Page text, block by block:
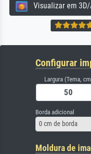
Visualizar em 3D/
Configurar
Largura (Tema,
Borda adicional
0 cm de borda
Moldura de